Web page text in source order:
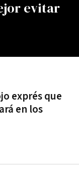
evitar
exprés que
en los